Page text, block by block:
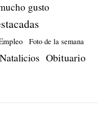
gusto
Foto de la semana
Natalicios Obituario